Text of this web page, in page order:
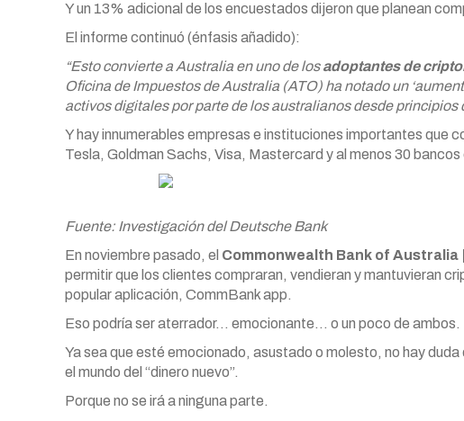
Y un 13% adicional de los encuestados dijeron que planean
El informe continuó (énfasis añadido):
“Esto convierte a Australia en uno de losadoptantes de
Oficina de Impuestos de Australia (ATO) ha notado un
activos digitales por parte de los australianos desde principios
Y hay innumerables empresas e instituciones importantes que
Tesla, Goldman Sachs, Visa, Mastercard y al menos 30
Fuente: Investigación del Deutsche Bank
En noviembre pasado, el Commonwealth Bank of Australia
permitir que los clientes compraran, vendieran y mantuvieran
popular aplicación, CommBank app.
Eso podría ser aterrador… emocionante… o un poco de ambos.
Ya sea que esté emocionado, asustado o molesto, no hay
el mundo del “dinero nuevo”.
Porque no se irá a ninguna parte.